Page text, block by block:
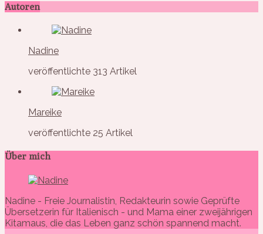
Autoren
Nadine
veröffentlichte 313 Artikel
Mareike
veröffentlichte 25 Artikel
Über mich
Nadine - Freie Journalistin, Redakteurin sowie Geprüfte
Übersetzerin für Italienisch - und Mama einer zweijährigen
Kitamaus, die das Leben ganz schön spannend macht.